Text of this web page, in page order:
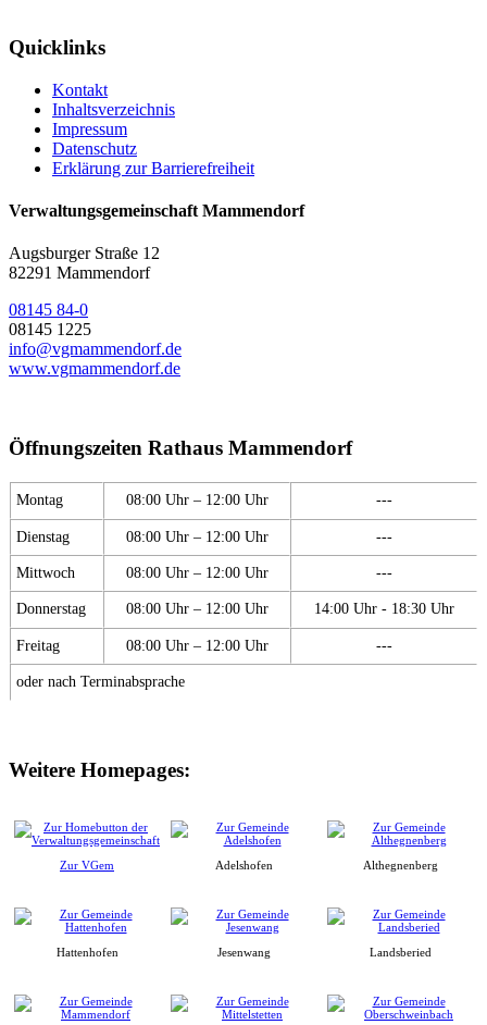
Quicklinks
Kontakt
Inhaltsverzeichnis
Impressum
Datenschutz
Erklärung zur Barrierefreiheit
Verwaltungsgemeinschaft Mammendorf
Augsburger Straße 12
82291 Mammendorf
08145 84-0
08145 1225
info@vgmammendorf.de
www.vgmammendorf.de
Öffnungszeiten Rathaus Mammendorf
Montag 08:00 Uhr – 12:00 Uhr ---
Dienstag 08:00 Uhr – 12:00 Uhr ---
Mittwoch 08:00 Uhr – 12:00 Uhr ---
Donnerstag 08:00 Uhr – 12:00 Uhr 14:00 Uhr - 18:30 Uhr
Freitag 08:00 Uhr – 12:00 Uhr ---
oder nach Terminabsprache
Weitere Homepages:
Zur VGem Adelshofen Althegnenberg
Hattenhofen Jesenwang Landsberied